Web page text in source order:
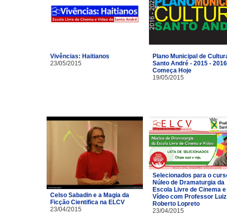
Vivências: Haitianos
23/05/2015
Plano Municipal de
Santo André - 2015 -
Começa Hoje
19/05/2015
Celso Sabadin e a Magia da
Ficção Cientifica na ELCV
23/04/2015
Selecionados para o
Núleo de Dramaturgia da
Escola Livre de Cinema e
Vídeo com Professor Luiz
Roberto Lopreto
23/04/2015